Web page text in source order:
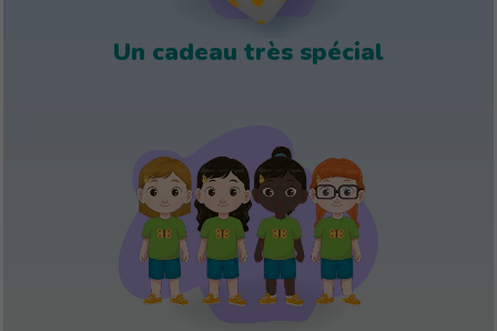
Un cadeau très spécial